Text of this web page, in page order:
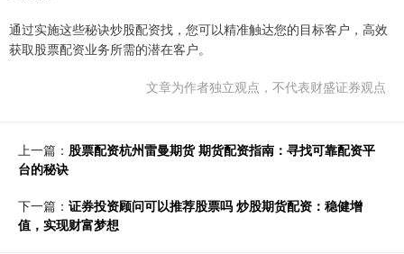
通过实施这些秘诀炒股配资找，您可以精准触达您的目标客户，高效
获取股票配资业务所需的潜在客户。
文章为作者独立观点，不代表财盛证券观点
上一篇： 股票配资杭州雷曼期货 期货配资指南：寻找可靠配资平
台的秘诀
下一篇： 证券投资顾问可以推荐股票吗 炒股期货配资：稳健增
值，实现财富梦想